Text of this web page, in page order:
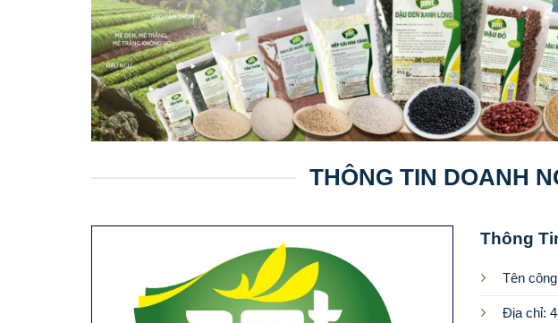
THÔNG TIN DOANH
Thông
Tên
Địa chỉ: